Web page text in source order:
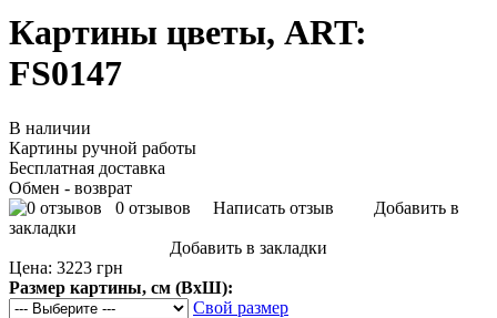
Картины цветы, ART:
FS0147
В наличии
Картины ручной работы
Бесплатная доставка
Обмен - возврат
0 отзывов
Написать отзыв
Добавить в
закладки
Добавить в закладки
Цена: 3223 грн
Размер картины, см (ВхШ):
Свой размер